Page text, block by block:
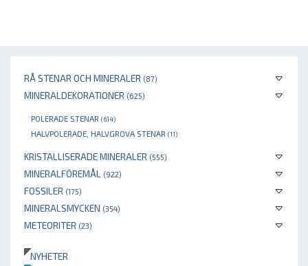
RÅ STENAR OCH MINERALER (87)
MINERALDEKORATIONER (625)
POLERADE STENAR (614)
HALVPOLERADE, HALVGROVA STENAR (11)
KRISTALLISERADE MINERALER (555)
MINERALFÖREMÅL (922)
FOSSILER (175)
MINERALSMYCKEN (354)
METEORITER (23)
NYHETER